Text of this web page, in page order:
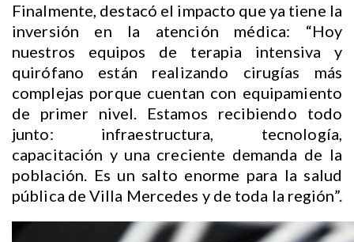
Finalmente, destacó el impacto que ya tiene la
inversión en la atención médica: “Hoy
nuestros equipos de terapia intensiva y
quirófano están realizando cirugías más
complejas porque cuentan con equipamiento
de primer nivel. Estamos recibiendo todo
junto: infraestructura, tecnología,
capacitación y una creciente demanda de la
población. Es un salto enorme para la salud
pública de Villa Mercedes y de toda la región”.